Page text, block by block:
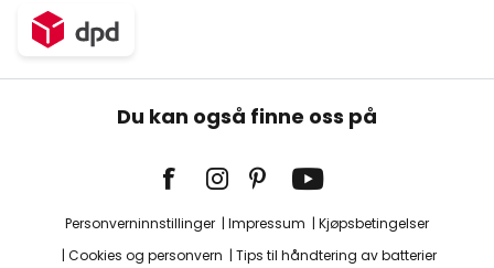
Du kan også finne oss på
Personverninnstillinger Impressum
Kjøpsbetingelser
Cookies og personvern
Tips til håndtering av batterier